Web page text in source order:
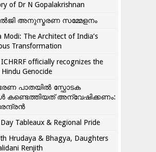
of Dr N Gopalakrishnan
അനുസ്മരണ സമ്മേളനം
Modi: The Architect of India’s
Transformation
officially recognizes the
Genocide
പാതയിൽ സ്ഫോടക
കണ്ടെത്തിയത് അന്വേഷിക്കണം:
Tableaux & Regional Pride
Hrudaya & Bhagya, Daughters
Renjith